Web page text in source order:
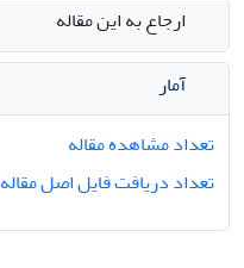
ارجاع به این مقاله
آمار
تعداد مشاهده مقاله
تعداد دریافت فایل اصل مقاله